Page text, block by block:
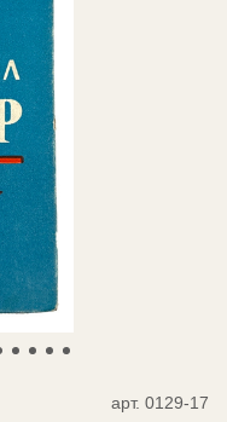
арт. 0129-17